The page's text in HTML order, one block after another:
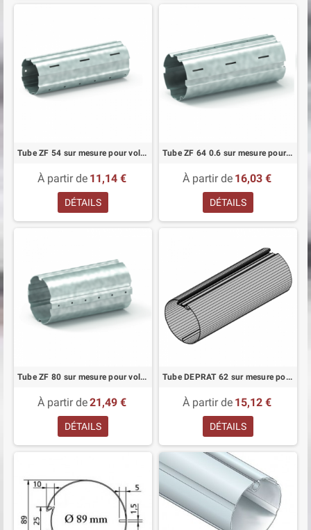
Tube ZF 54 sur mesure pour volet roulant
À partir de 11,14 €
DÉTAILS
Tube ZF 64 0.6 sur mesure pour volet roulant
À partir de 16,03 €
DÉTAILS
Tube ZF 80 sur mesure pour volet roulant
À partir de21,49 €
DÉTAILS
Tube DEPRAT 62 sur mesure pour volet roulant
À partir de 15,12 €
DÉTAILS